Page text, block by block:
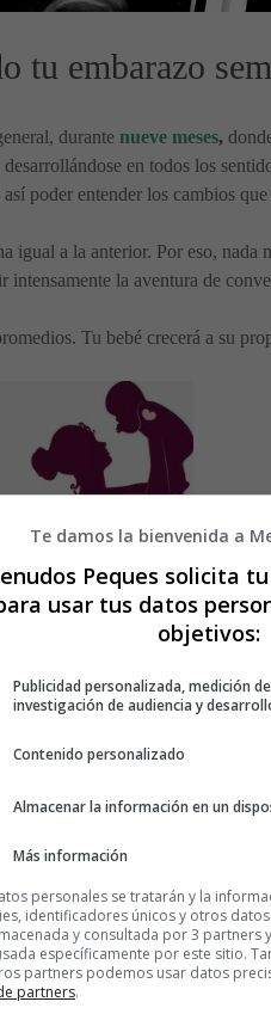
tu embarazo
durante nueve meses,
en todos los
poder entender los cambios
igual a la anterior. Por eso, nada
intensamente la aventura de
Tu bebé crecerá a su
Te damos la bienvenida a
Peques solicita
usar tus datos
objetivos:
Publicidad personalizada, medición
investigación de audiencia y
Contenido personalizado
Almacenar la información en un
Más información
personales se tratarán y la
identificadores únicos y otros
y consultada por 3 partners
específicamente por este sitio.
partners podemos usar datos
partners.